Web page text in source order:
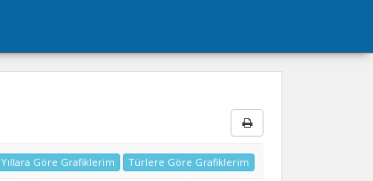
Yıllara Göre Grafiklerim Türlere Göre Grafiklerim